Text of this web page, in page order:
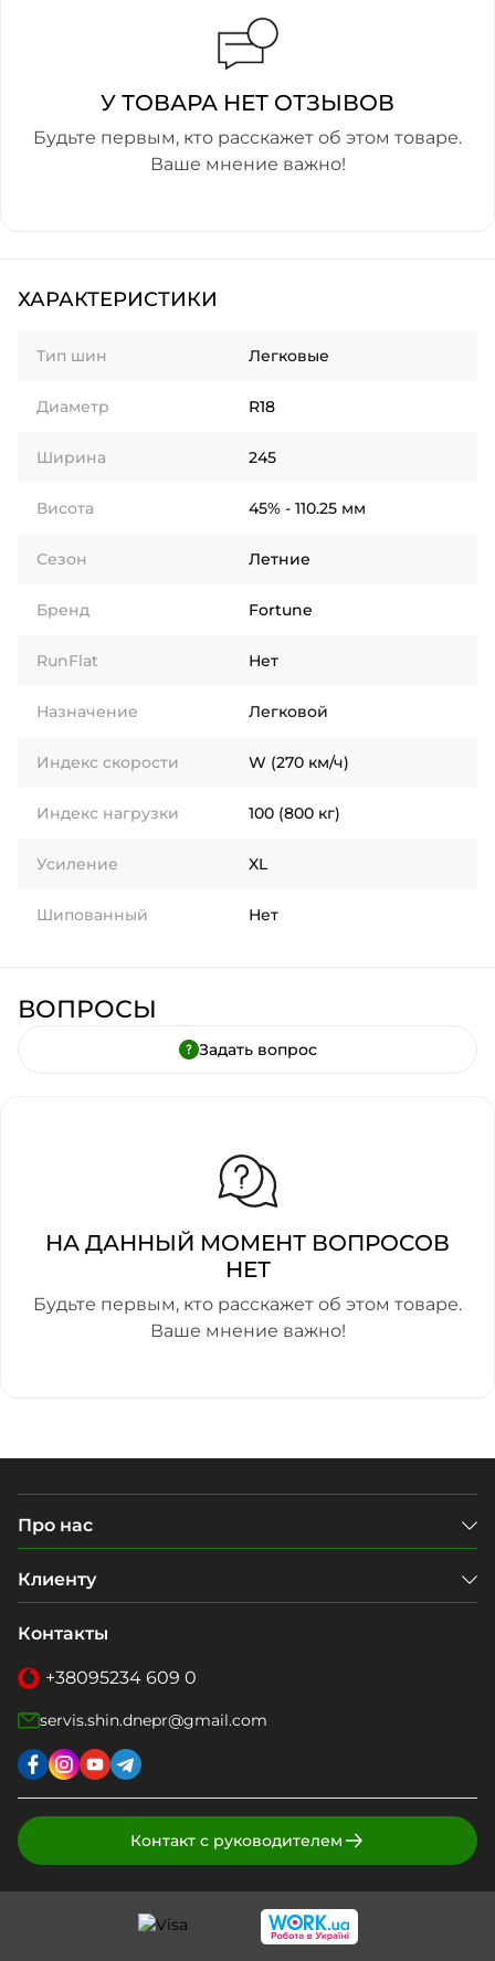
У ТОВАРА НЕТ ОТЗЫВОВ
Будьте первым, кто расскажет об этом товаре.
Ваше мнение важно!
ХАРАКТЕРИСТИКИ
Тип шин Легковые
Диаметр R18
Ширина 245
Висота 45% - 110.25 мм
Сезон Летние
Бренд Fortune
RunFlat Нет
Назначение Легковой
Индекс скорости W (270 км/ч)
Индекс нагрузки 100 (800 кг)
Усиление XL
Шипованный Нет
ВОПРОСЫ
Задать вопрос
НА ДАННЫЙ МОМЕНТ ВОПРОСОВ
НЕТ
Будьте первым, кто расскажет об этом товаре.
Ваше мнение важно!
Про нас
Клиенту
Контакты
+38095234 609 0
servis.shin.dnepr@gmail.com
Контакт с руководителем